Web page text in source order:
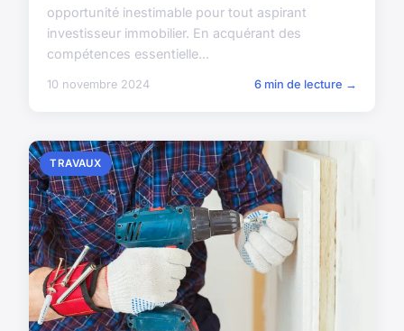
opportunité inestimable pour tout aspirant
investisseur immobilier. En acquérant des
compétences essentielle...
10 novembre 2024 6 min de lecture →
TRAVAUX